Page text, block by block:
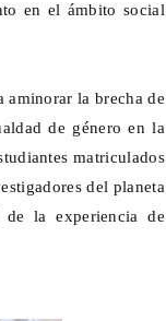
en el ámbito social
aminorar la brecha de
de género en la
matriculados
del planeta
de la experiencia de